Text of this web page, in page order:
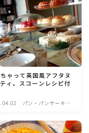
梗菜・セロリ・
根・れんこん・
)
ゃって英国風アフタヌ
ィ。スコーンレシピ付
パン・パンケーキ・
イ・ケークサレ・粉
もの